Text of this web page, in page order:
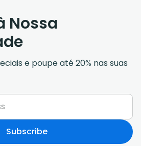
Nossa
e poupe até 20% nas suas
Subscribe